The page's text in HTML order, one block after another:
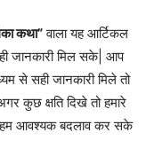
कथा”वाला यह आर्टिकल
जानकारी मिल सके| आप
से सही जानकारी मिले तो
कुछ क्षति दिखे तो हमारे
आवश्यक बदलाव कर सके